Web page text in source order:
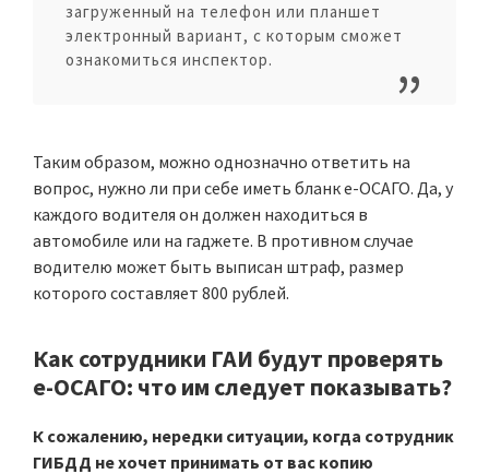
загруженный на телефон или планшет
электронный вариант, с которым сможет
ознакомиться инспектор.
Таким образом, можно однозначно ответить на
вопрос, нужно ли при себе иметь бланк е-ОСАГО. Да, у
каждого водителя он должен находиться в
автомобиле или на гаджете. В противном случае
водителю может быть выписан штраф, размер
которого составляет 800 рублей.
Как сотрудники ГАИ будут проверять
е-ОСАГО: что им следует показывать?
К сожалению, нередки ситуации, когда сотрудник
ГИБДД не хочет принимать от вас копию